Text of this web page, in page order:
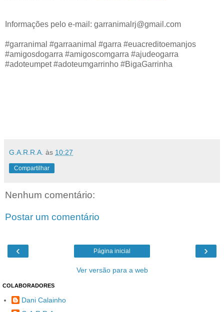
Informações pelo e-mail: garranimalrj@gmail.com
#garranimal #garraanimal #garra #euacreditoemanjos
#amigosdogarra #amigoscomgarra #ajudeogarra
#adoteumpet #adoteumgarrinho #BigaGarrinha
G.A.R.R.A. às 10:27
Compartilhar
Nenhum comentário:
Postar um comentário
‹ ›
Página inicial
Ver versão para a web
COLABORADORES
Dani Calainho